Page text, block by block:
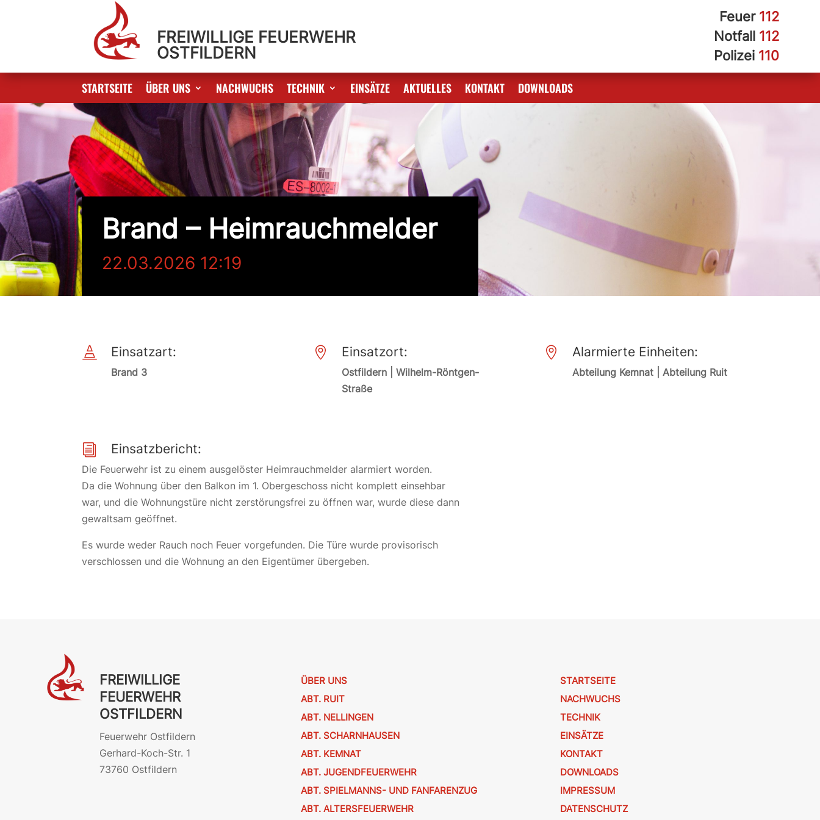
FREIWILLIGE FEUERWEHR
OSTFILDERN
Feuer 112
Notfall 112
Polizei 110
STARTSEITE ÜBER UNS NACHWUCHS TECHNIK EINSÄTZE AKTUELLES KONTAKT DOWNLOADS
Brand – Heimrauchmelder
22.03.2026 12:19
 Einsatzart:
Brand 3
 Einsatzort:
Ostfildern | Wilhelm-Röntgen-
Straße
 Alarmierte Einheiten:
Abteilung Kemnat | Abteilung Ruit
i Einsatzbericht:
Die Feuerwehr ist zu einem ausgelöster Heimrauchmelder alarmiert worden.
Da die Wohnung über den Balkon im 1. Obergeschoss nicht komplett einsehbar
war, und die Wohnungstüre nicht zerstörungsfrei zu öffnen war, wurde diese dann
gewaltsam geöffnet.
Es wurde weder Rauch noch Feuer vorgefunden. Die Türe wurde provisorisch
verschlossen und die Wohnung an den Eigentümer übergeben.
FREIWILLIGE
FEUERWEHR
OSTFILDERN
Feuerwehr Ostfildern
Gerhard-Koch-Str. 1
73760 Ostfildern
ÜBER UNS
ABT. RUIT
ABT. NELLINGEN
ABT. SCHARNHAUSEN
ABT. KEMNAT
ABT. JUGENDFEUERWEHR
ABT. SPIELMANNS- UND FANFARENZUG
ABT. ALTERSFEUERWEHR
STARTSEITE
NACHWUCHS
TECHNIK
EINSÄTZE
KONTAKT
DOWNLOADS
IMPRESSUM
DATENSCHUTZ